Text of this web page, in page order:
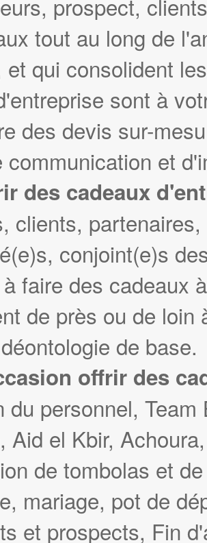
prospect,
tout au long de
et qui consolident
sont à
des devis sur-
communication et
des cadeaux
clients,
conjoint(e)s
faire des cadeaux
de près ou de
de base.
offrir des
du personnel,
Aid el Kbir,
de tombolas et
mariage, pot de
et prospects, Fin